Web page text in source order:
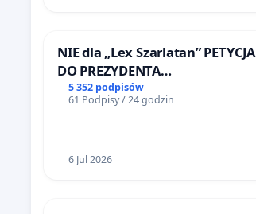
NIE dla „Lex Szarlatan” PETYCJA
DO PREZYDENTA
RZECZYPOSPOLITEJ POLSKIEJ
5 352 podpisów
61 Podpisy / 24 godzin
6 Jul 2026